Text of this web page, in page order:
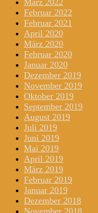
März 2022
Februar 2022
Februar 2021
April 2020
März 2020
Februar 2020
Januar 2020
Dezember 2019
November 2019
Oktober 2019
September 2019
August 2019
Juli 2019
Juni 2019
Mai 2019
April 2019
März 2019
Februar 2019
Januar 2019
Dezember 2018